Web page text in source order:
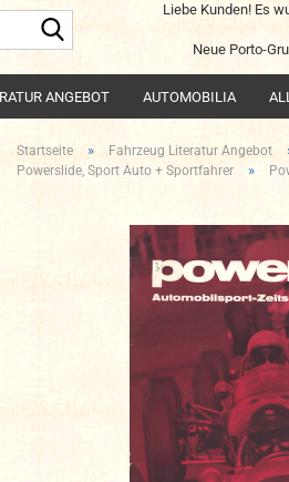
Suche...
Liebe Kunden! Es
Neue Porto-
ANGEBOT AUTOMOBILIA
Startseite » Fahrzeug Literatur Angebot
Powerslide, Sport Auto + Sportfahrer »